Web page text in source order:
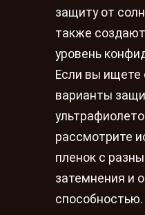
защиту от
также
уровень
Если вы
варианты
рассмотрите
пленок с
затемнения и
способностью.